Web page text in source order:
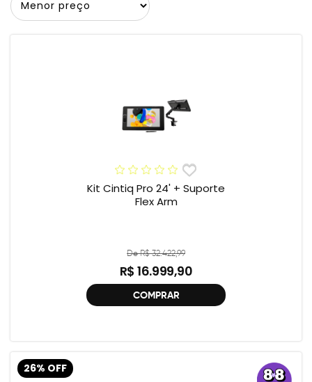
Kit Cintiq Pro 24' + Suporte
Flex Arm
De R$ 32.422,99
R$ 16.999,90
COMPRAR
26% OFF